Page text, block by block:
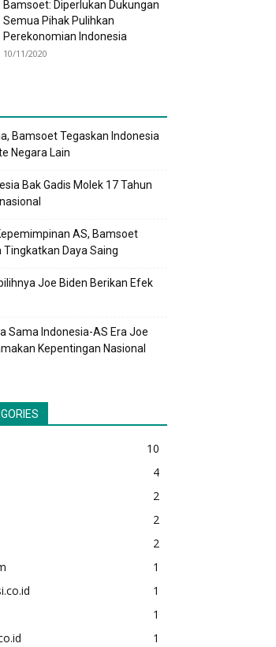
Bamsoet: Diperlukan Dukungan
Semua Pihak Pulihkan
Perekonomian Indonesia
10/11/2020
Bamsoet Tegaskan Indonesia
Negara Lain
Bak Gadis Molek 17 Tahun
AS, Bamsoet
Tingkatkan Daya Saing
Joe Biden Berikan Efek
Sama Indonesia-AS Era Joe
Kepentingan Nasional
10
4
2
2
2
1
1
1
1